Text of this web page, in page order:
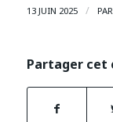
13 JUIN 2025 / PAR
Partager cet